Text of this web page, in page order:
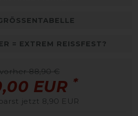
= EXTREM REISSFEST?
vorher 88,90 €
EUR *
jetzt 8,90 EUR